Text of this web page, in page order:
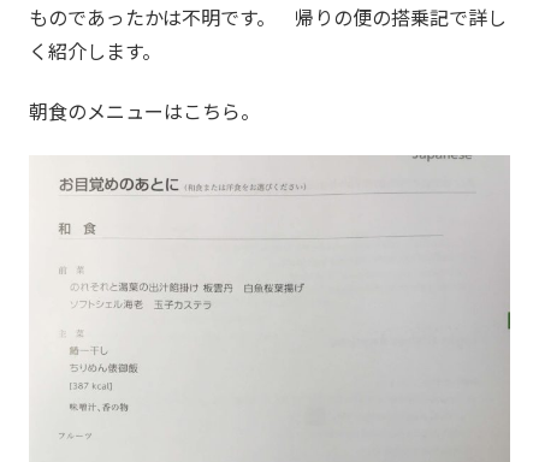
ものであったかは不明です。 帰りの便の搭乗記で詳し
く紹介します。
朝食のメニューはこちら。